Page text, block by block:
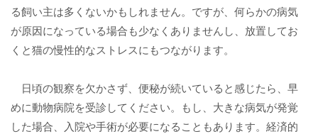
る飼い主は多くないかもしれません。ですが、何らかの病気
が原因になっている場合も少なくありませんし、放置してお
くと猫の慢性的なストレスにもつながります。
日頃の観察を欠かさず、便秘が続いていると感じたら、早
めに動物病院を受診してください。もし、大きな病気が発覚
した場合、入院や手術が必要になることもあります。経済的